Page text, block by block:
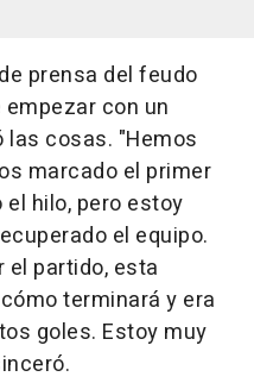
prensa del feudo
con un
cosas. "Hemos
marcado el primer
hilo, pero estoy
el equipo.
el partido, esta
terminará y era
goles. Estoy muy